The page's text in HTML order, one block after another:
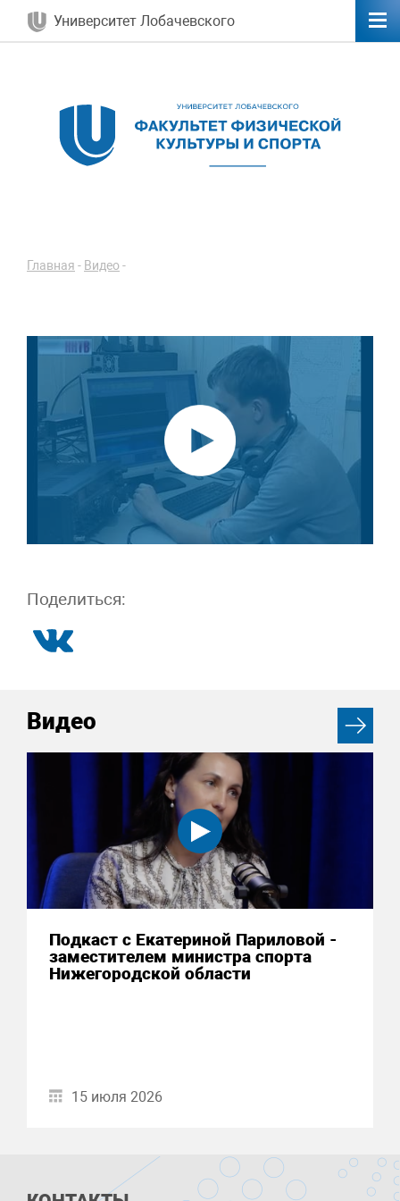
Университет Лобачевского
Главная - Видео -
Поделиться:
Видео
Подкаст с Екатериной Париловой -
заместителем министра спорта
Нижегородской области
15 июля 2026